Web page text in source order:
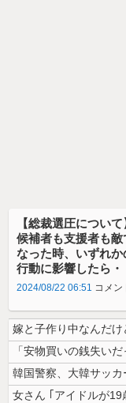
【総裁選圧につい
候補者も支援者も
なった時、いずれ
行動に影響したら・
2024/08/22 06:51 コメン
嫁と子作り中なんだけ
韓国警察、大韓サッ